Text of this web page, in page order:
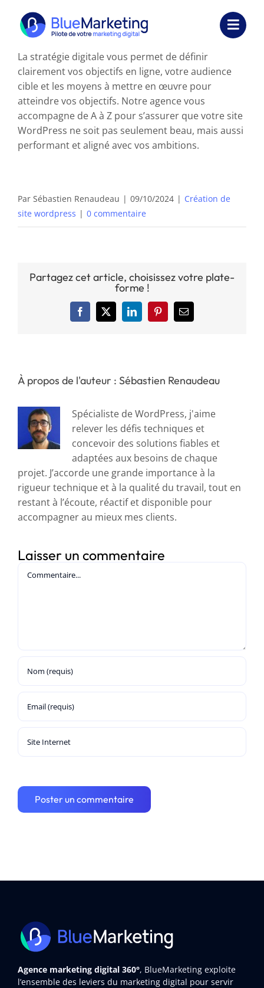
contenu
Expertises
Externalisation
Réalisations
Société
La stratégie digitale vous permet de définir
clairement vos objectifs en ligne, votre audience
cible et les moyens à mettre en œuvre pour
atteindre vos objectifs. Notre agence vous
accompagne de A à Z pour s’assurer que votre site
WordPress ne soit pas seulement beau, mais aussi
performant et aligné avec vos ambitions.
Par Sébastien Renaudeau | 09/10/2024 | Création de
site wordpress | 0 commentaire
Partagez cet article, choisissez votre plate-
forme !
Facebook
X LinkedInPinterestEmail
À propos de l'auteur : Sébastien Renaudeau
Spécialiste de WordPress, j'aime
relever les défis techniques et
concevoir des solutions fiables et
adaptées aux besoins de chaque
projet. J’accorde une grande importance à la
rigueur technique et à la qualité du travail, tout en
restant à l’écoute, réactif et disponible pour
accompagner au mieux mes clients.
Laisser un commentaire
Agence marketing digital 360°, BlueMarketing exploite
l’ensemble des leviers du marketing digital pour servir